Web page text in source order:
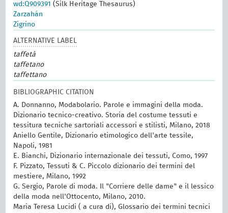
wd:Q909391 (Silk Heritage Thesaurus)
Zarzahán
Zigrino
ALTERNATIVE LABEL
taffetà
taffetano
taffettano
BIBLIOGRAPHIC CITATION
A. Donnanno, Modabolario. Parole e immagini della moda.
Dizionario tecnico-creativo. Storia del costume tessuti e
tessitura tecniche sartoriali accessori e stilisti, Milano, 2018
Aniello Gentile, Dizionario etimologico dell'arte tessile,
Napoli, 1981
E. Bianchi, Dizionario internazionale dei tessuti, Como, 1997
F. Pizzato, Tessuti & C. Piccolo dizionario dei termini del
mestiere, Milano, 1992
G. Sergio, Parole di moda. Il "Corriere delle dame" e il lessico
della moda nell'Ottocento, Milano, 2010.
Maria Teresa Lucidi ( a cura di), Glossario dei termini tecnici